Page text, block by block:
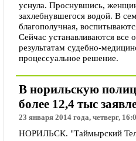
уснула. Проснувшись,
захлебнувшегося водой. В
благополучная,
Сейчас устанавливаются все
результатам судебно-
процессуальное решение.
В норильскую
более 12,4 тыс
23 января 2014 года, четверг,
НОРИЛЬСК. "Таймырский